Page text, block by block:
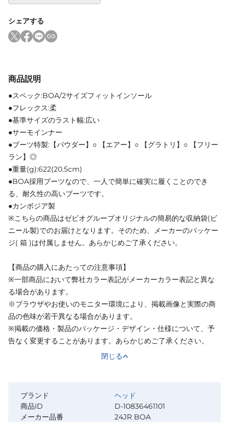
シェアする
商品説明
●スペック:BOA/2サイズフィットインソール
●フレックス:柔
●基準サイズのラスト幅:広い
●サーモインナー
●ブーツ特製:【パウダー】○ 【エアー】○ 【グラトリ】○ 【フリー
ラン】◎
●重量(g):622(20.5cm)
●BOA採用ブーツなので、一人で簡単に確実に履くことのでき
る、耐久性の高いブーツです。
●カンボジア製
※こちらの商品はゼビオグループオリジナルの簡易的な収納袋(ビ
ニール製)でのお届けとなります。そのため、メーカーのパッケー
ジ( 箱 )は付属しません。あらかじめご了承ください。
【商品の購入にあたっての注意事項】
※一部商品において弊社カラー表記がメーカーカラー表記と異な
る場合があります。
※ブラウザやお使いのモニター環境により、掲載画像と実際の商
品の色味が若干異なる場合があります。
※掲載の価格・製品のパッケージ・デザイン・仕様について、予
告なく変更することがあります。あらかじめご了承ください。
閉じる
ブランド
ヘッド
商品ID
D-10836461101
メーカー品番
24JR BOA